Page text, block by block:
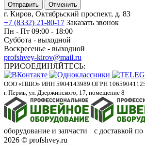
Отменить
г. Киров, Октябрьский проспект, д. 83
+7 (8332) 21-80-17 Заказать звонок
Пн - Пт 09:00 - 18:00
Суббота - выходной
Воскресенье - выходной
profshvey-kirov@mail.ru
ПРИСОЕДИНЯЙТЕСЬ:
ООО «ПШО» ИНН 5904143989 ОГРН
г. Пермь, ул. Дзержинского, 17, помещение 8
оборудование и запчасти с доставкой по
2026 © profshvey.ru